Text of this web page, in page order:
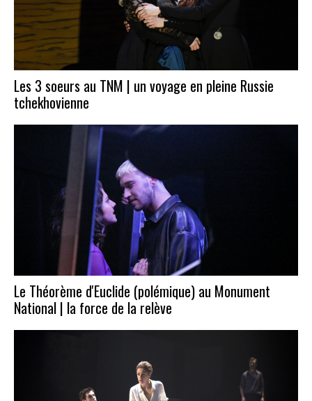
Les 3 soeurs au TNM | un voyage en pleine Russie
tchekhovienne
Le Théorème d'Euclide (polémique) au Monument
National | la force de la relève